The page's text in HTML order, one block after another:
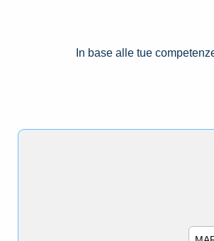
In base alle tue